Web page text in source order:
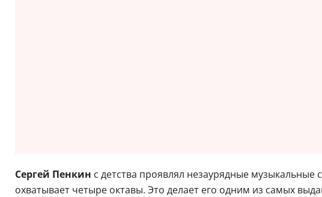
Сергей Пенкин с детства проявлял незаурядные
охватывает четыре октавы. Это делает его одним из самых